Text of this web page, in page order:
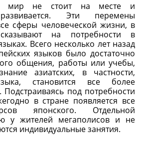
мир не стоит на месте и
Эти перемены
сферы человеческой жизни, в
на потребности в
Всего несколько лет назад
языков было достаточно
общения, работы или учебы,
азиатских, в частности,
становится все более
под потребности
в стране появляется все
японского. Отдельной
у жителей мегаполисов и не
индивидуальные занятия.